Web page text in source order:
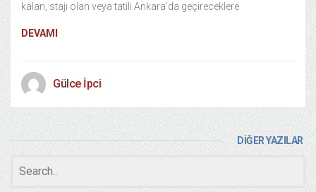
kalan, stajı olan veya tatili Ankara’da geçireceklere
DEVAMI
Gülce İpci
DİĞER YAZILAR